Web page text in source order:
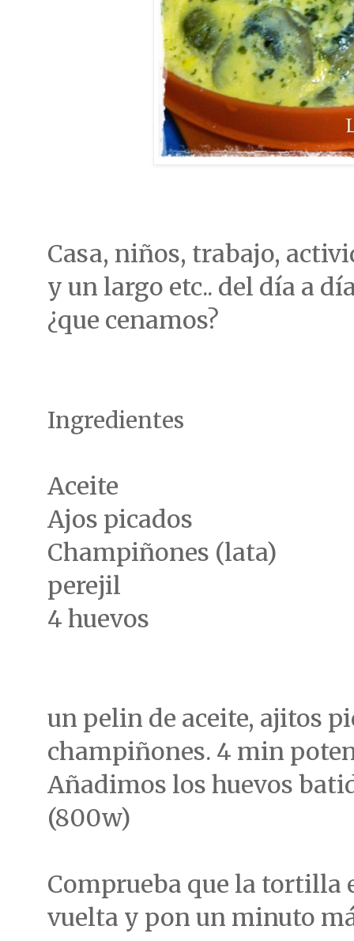
Casa, niños, trabajo,
y un largo etc.. del día a
¿que cenamos?
Ingredientes
Aceite
Ajos picados
Champiñones (lata)
perejil
4 huevos
un pelin de aceite, ajitos
champiñones. 4 min
Añadimos los huevos
(800w)
Comprueba que la tortilla
vuelta y pon un minuto